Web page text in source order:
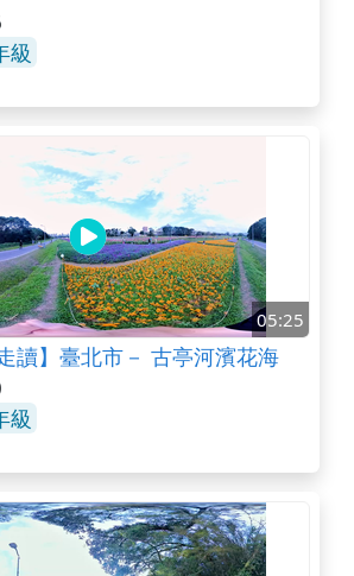
級
05:25
讀】臺北市－ 古亭河濱花海
級